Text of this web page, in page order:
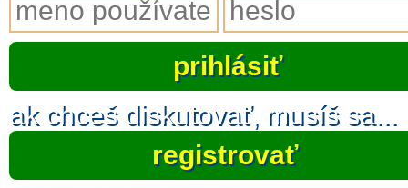
ak chceš diskutovať, musíš sa...
registrovať